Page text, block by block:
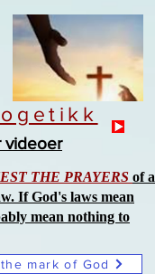
videoer
THE PRAYERS of a
If God's laws mean
mean nothing to
mark of God